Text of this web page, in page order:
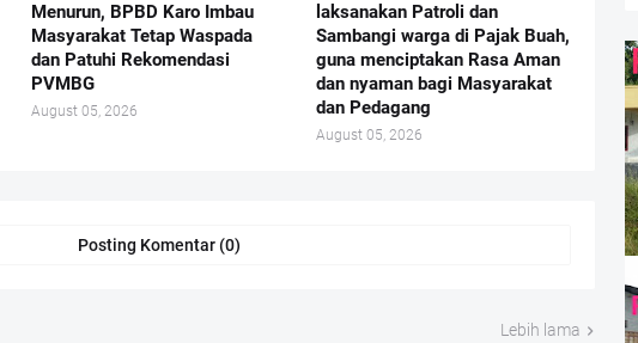
Menurun, BPBD Karo Imbau
Masyarakat Tetap Waspada
dan Patuhi Rekomendasi
PVMBG
August 05, 2026
laksanakan Patroli dan
Sambangi warga di Pajak Buah,
guna menciptakan Rasa Aman
dan nyaman bagi Masyarakat
dan Pedagang
August 05, 2026
Posting Komentar (0)
Lebih lama